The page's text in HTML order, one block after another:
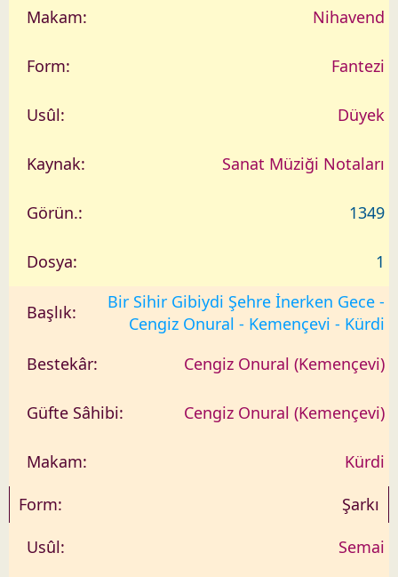
Nihavend
Fantezi
Düyek
Sanat Müziği Notaları
1349
1
Bir Sihir Gibiydi Şehre İnerken Gece -
Cengiz Onural - Kemençevi - Kürdi
Cengiz Onural (Kemençevi)
Cengiz Onural (Kemençevi)
Kürdi
Şarkı
Semai